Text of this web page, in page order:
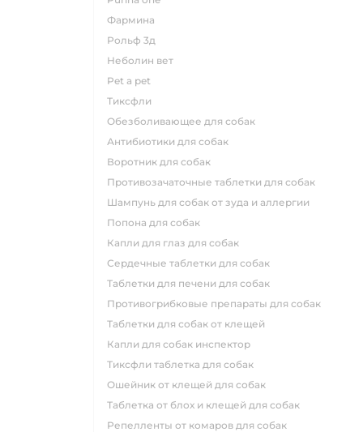
фармина
рольф 3д
неболин вет
pet a pet
тиксфли
обезболивающее для собак
антибиотики для собак
воротник для собак
противозачаточные таблетки для собак
шампунь для собак от зуда и аллергии
попона для собак
капли для глаз для собак
сердечные таблетки для собак
таблетки для печени для собак
противогрибковые препараты для собак
таблетки для собак от клещей
капли для собак инспектор
тиксфли таблетка для собак
ошейник от клещей для собак
таблетка от блох и клещей для собак
репелленты от комаров для собак